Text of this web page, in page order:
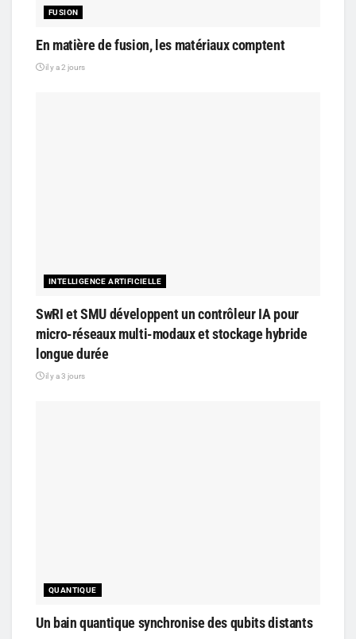
FUSION
En matière de fusion, les matériaux comptent
il y a 2 jours
INTELLIGENCE ARTIFICIELLE
SwRI et SMU développent un contrôleur IA pour
micro-réseaux multi-modaux et stockage hybride
longue durée
il y a 3 jours
QUANTIQUE
Un bain quantique synchronise des qubits distants